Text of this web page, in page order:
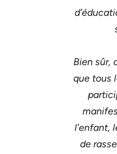
Bien sûr,
que tous
l’enfant,
de